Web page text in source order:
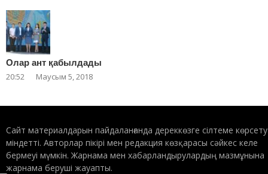
Олар ант қабылдады
20:52 Маусым 5, 2018
Сайт материалдарын пайдаланғанда дереккөзге сілтеме көрсету
міндетті. Авторлар пікірі мен редакция көзқарасы сәйкес келе
бермеуі мүмкін. Жарнама мен хабарландырулардың мазмұнына
жарнама беруші жауапты.